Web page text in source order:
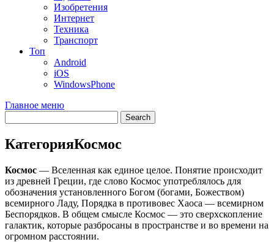
Изобретения
Интернет
Техника
Транспорт
Топ
Android
iOS
WindowsPhone
Главное меню
КатегорияКосмос
Космос — Вселенная как единое целое. Понятие происходит
из древней Греции, где слово Космос употреблялось для
обозначения установленного Богом (богами, Божеством)
всемирного Ладу, Порядка в противовес Хаоса — всемирном
Беспорядков. В общем смысле Космос — это сверхскопление
галактик, которые разбросаны в пространстве и во времени на
огромном расстоянии.